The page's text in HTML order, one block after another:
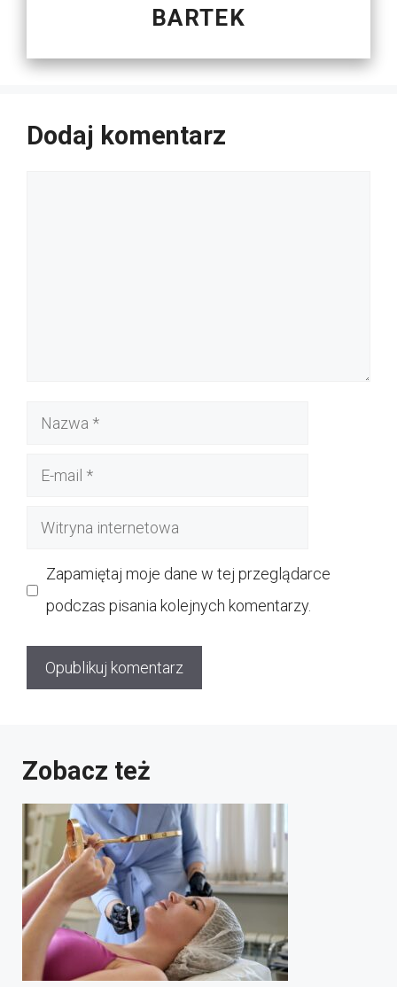
BARTEK
Dodaj komentarz
Nazwa
Witryna
Zapamiętaj moje dane w tej przeglądarce
podczas pisania kolejnych komentarzy.
Zobacz też